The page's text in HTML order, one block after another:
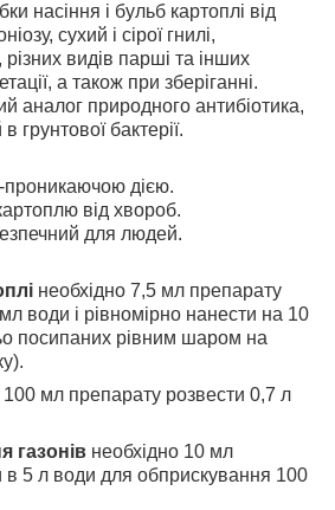
насіння і бульб картоплі від
сухий і сірої гнилі,
видів парші та інших
а також при зберіганні.
аналог природного антибіотика,
грунтової бактерії.
проникаючою дією.
від хвороб.
для людей.
необхідно 7,5 мл препарату
води і рівномірно нанести на 10
посипаних рівним шаром на
100 мл препарату розвести 0,7 л
газонів необхідно 10 мл
в 5 л води для обприскування 100